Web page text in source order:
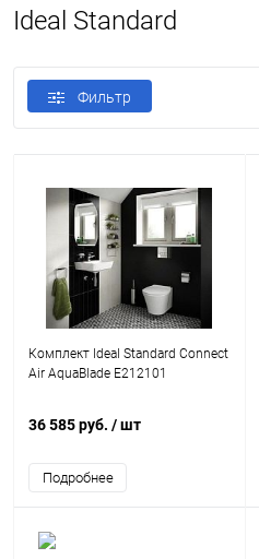
Ideal Standard
Фильтр
Комплект Ideal Standard Connect
Air AquaBlade E212101
36 585 руб. / шт
Подробнее